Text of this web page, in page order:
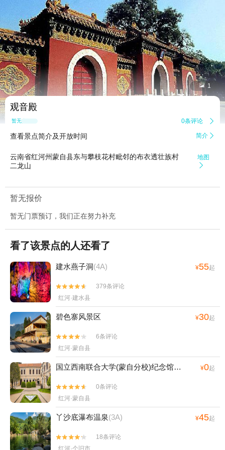
 1
观音殿
暂无点评 0条评论 
查看景点简介及开放时间 简介 
云南省红河州蒙自县东与攀枝花村毗邻的布衣透壮族村
二龙山
地图

暂无报价
暂无门票预订，我们正在努力补充
看了该景点的人还看了
建水燕子洞(4A) ¥55起


379条评论
红河·建水县
碧色寨风景区 ¥30起


6条评论
红河·蒙自县
国立西南联合大学(蒙自分校)纪念馆
(4A) ¥0起


0条评论
红河·蒙自县
丫沙底瀑布温泉(3A) ¥45起


18条评论
